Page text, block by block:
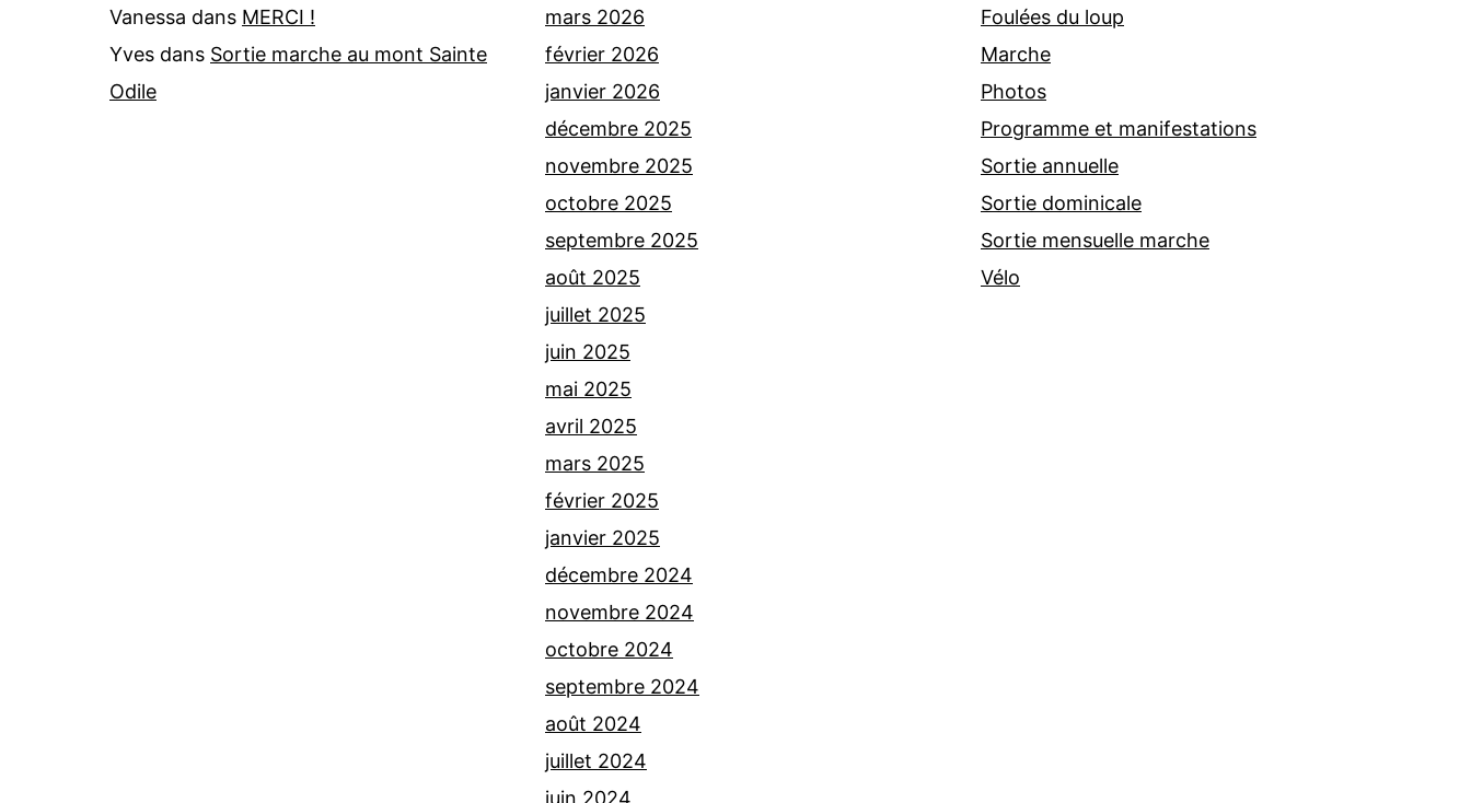
Vanessa dans MERCI !
Yves dans Sortie marche au mont Sainte
Odile
mars 2026
février 2026
janvier 2026
décembre 2025
novembre 2025
octobre 2025
septembre 2025
août 2025
juillet 2025
juin 2025
mai 2025
avril 2025
mars 2025
février 2025
janvier 2025
décembre 2024
novembre 2024
octobre 2024
septembre 2024
août 2024
juillet 2024
juin 2024
Foulées du loup
Marche
Photos
Programme et manifestations
Sortie annuelle
Sortie dominicale
Sortie mensuelle marche
Vélo